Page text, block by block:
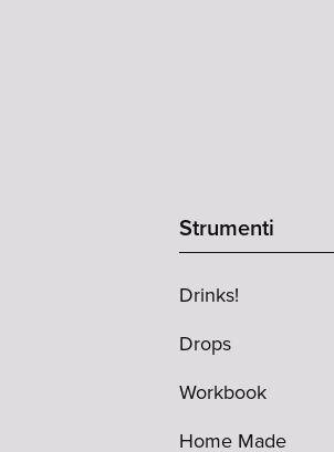
Strumenti
Drinks!
Drops
Workbook
Home Made